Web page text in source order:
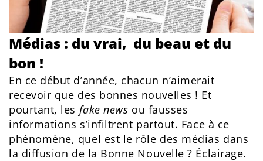
Médias : du vrai, du beau et du
bon !
En ce début d’année, chacun n’aimerait
recevoir que des bonnes nouvelles ! Et
pourtant, les fake news ou fausses
informations s’infiltrent partout. Face à ce
phénomène, quel est le rôle des médias dans
la diffusion de la Bonne Nouvelle ? Éclairage.